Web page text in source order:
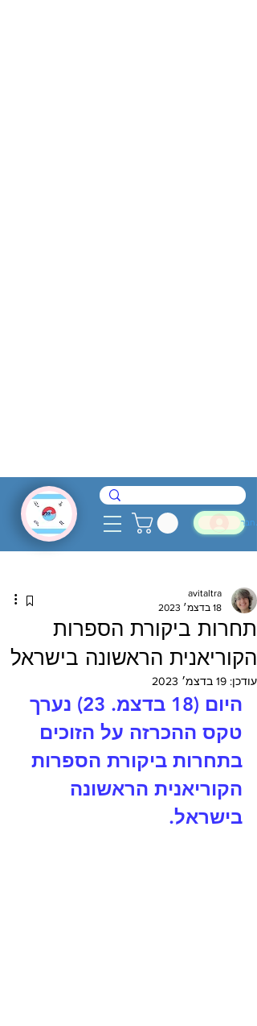
תחרות ביקורת הספרות
הקוריאנית הראשונה בישראל
avitaltra
18 בדצמ׳ 2023
עודכן: 19 בדצמ׳ 2023
היום (18 בדצמ. 23) נערך
טקס ההכרזה על הזוכים
בתחרות ביקורת הספרות
הקוריאנית הראשונה
בישראל.